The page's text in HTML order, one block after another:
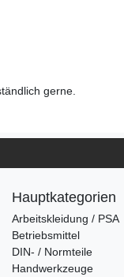
gerne.
Hauptkategorien
Arbeitskleidung / PSA
Betriebsmittel
DIN- / Normteile
Handwerkzeuge